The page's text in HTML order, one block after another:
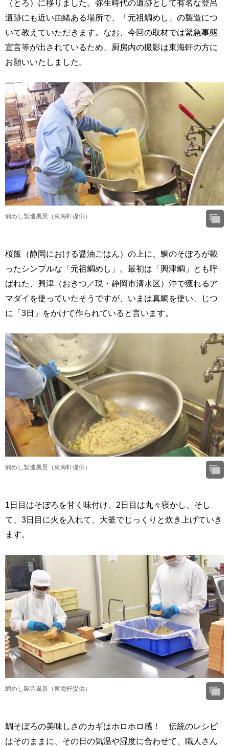
（とろ）に移りました。弥生時代の遺跡として有名な登呂
遺跡にも近い由緒ある場所で、「元祖鯛めし」の製造につ
いて教えていただきます。なお、今回の取材では緊急事態
宣言等が出されているため、厨房内の撮影は東海軒の方に
お願いいたしました。
鯛めし製造風景（東海軒提供）
桜飯（静岡における醤油ごはん）の上に、鯛のそぼろが載
ったシンプルな「元祖鯛めし」。最初は「興津鯛」とも呼
ばれた、興津（おきつ／現・静岡市清水区）沖で獲れるア
マダイを使っていたそうですが、いまは真鯛を使い、じつ
に「3日」をかけて作られていると言います。
鯛めし製造風景（東海軒提供）
1日目はそぼろを甘く味付け、2日目は丸々寝かし、そし
て、3日目に火を入れて、大釜でじっくりと炊き上げていき
ます。
鯛めし製造風景（東海軒提供）
鯛そぼろの美味しさのカギはホロホロ感！ 伝統のレシピ
はそのままに、その日の気温や湿度に合わせて、職人さん